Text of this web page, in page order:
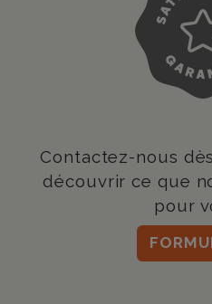
Contactez-nous
découvrir ce que
pour